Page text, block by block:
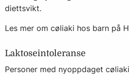
diettsvikt.
Les mer om cøliaki hos barn på
Laktoseintoleranse
Personer med nyoppdaget